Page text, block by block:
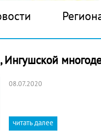
08.07.2020
читать далее